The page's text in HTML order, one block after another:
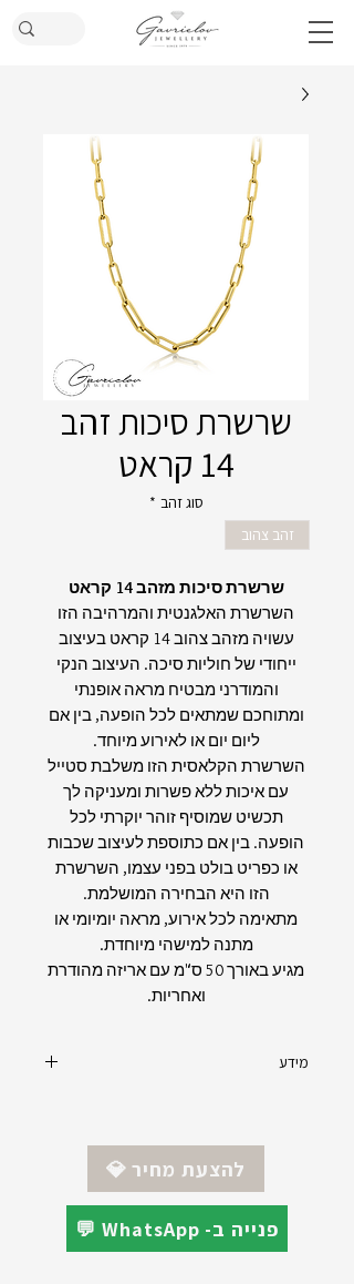
שרשרת סיכות זהב
14 קראט
סוג זהב *
זהב צהוב
שרשרת סיכות מזהב 14 קראט
השרשרת האלגנטית והמרהיבה הזו
עשויה מזהב צהוב 14 קראט בעיצוב
ייחודי של חוליות סיכה. העיצוב הנקי
והמודרני מבטיח מראה אופנתי
ומתוחכם שמתאים לכל הופעה, בין אם
ליום יום או לאירוע מיוחד.
השרשרת הקלאסית הזו משלבת סטייל
עם איכות ללא פשרות ומעניקה לך
תכשיט שמוסיף זוהר יוקרתי לכל
הופעה. בין אם כתוספת לעיצוב שכבות
או כפריט בולט בפני עצמו, השרשרת
הזו היא הבחירה המושלמת.
מתאימה לכל אירוע, מראה יומיומי או
מתנה למישהי מיוחדת.
מגיע באורך 50 ס"מ עם אריזה מהודרת
ואחריות.
מידע
💎 להצעת מחיר
💬 WhatsApp -פנייה ב